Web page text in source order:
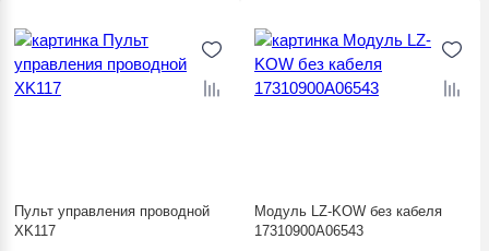
Пульт управления проводной
XK117
Модуль LZ-KOW без кабеля
17310900A06543